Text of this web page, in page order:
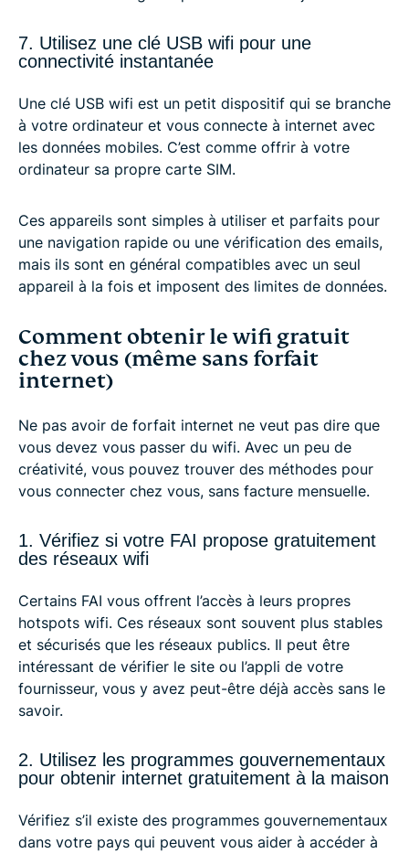
7. Utilisez une clé USB wifi pour une
connectivité instantanée
Une clé USB wifi est un petit dispositif qui se branche
à votre ordinateur et vous connecte à internet avec
les données mobiles. C’est comme offrir à votre
ordinateur sa propre carte SIM.
Ces appareils sont simples à utiliser et parfaits pour
une navigation rapide ou une vérification des emails,
mais ils sont en général compatibles avec un seul
appareil à la fois et imposent des limites de données.
Comment obtenir le wifi gratuit
chez vous (même sans forfait
internet)
Ne pas avoir de forfait internet ne veut pas dire que
vous devez vous passer du wifi. Avec un peu de
créativité, vous pouvez trouver des méthodes pour
vous connecter chez vous, sans facture mensuelle.
1. Vérifiez si votre FAI propose gratuitement
des réseaux wifi
Certains FAI vous offrent l’accès à leurs propres
hotspots wifi. Ces réseaux sont souvent plus stables
et sécurisés que les réseaux publics. Il peut être
intéressant de vérifier le site ou l’appli de votre
fournisseur, vous y avez peut-être déjà accès sans le
savoir.
2. Utilisez les programmes gouvernementaux
pour obtenir internet gratuitement à la maison
Vérifiez s’il existe des programmes gouvernementaux
dans votre pays qui peuvent vous aider à accéder à